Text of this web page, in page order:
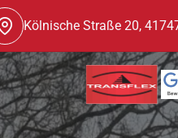
Kölnische Straße 20,